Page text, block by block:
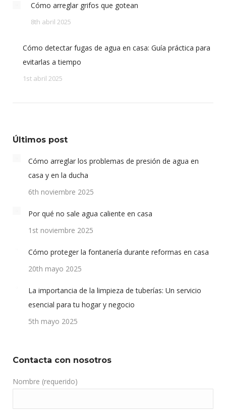
Cómo arreglar grifos que gotean
8th abril 2025
Cómo detectar fugas de agua en casa: Guía práctica para
evitarlas a tiempo
1st abril 2025
Últimos post
Cómo arreglar los problemas de presión de agua en
casa y en la ducha
6th noviembre 2025
Por qué no sale agua caliente en casa
1st noviembre 2025
Cómo proteger la fontanería durante reformas en casa
20th mayo 2025
La importancia de la limpieza de tuberías: Un servicio
esencial para tu hogar y negocio
5th mayo 2025
Contacta con nosotros
Nombre (requerido)